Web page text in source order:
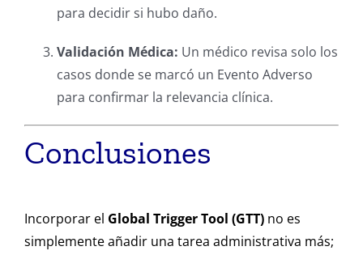
para decidir si hubo daño.
Validación Médica: Un médico revisa solo los
casos donde se marcó un Evento Adverso
para confirmar la relevancia clínica.
Conclusiones
Incorporar el Global Trigger Tool (GTT)no es
simplemente añadir una tarea administrativa más;